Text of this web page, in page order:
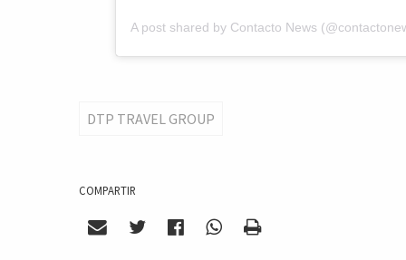
A post shared by Contacto News
DTP TRAVEL GROUP
COMPARTIR